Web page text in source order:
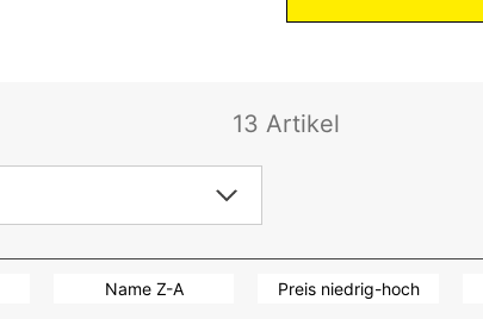
13 Artikel
Name Z-A Preis niedrig-hoch